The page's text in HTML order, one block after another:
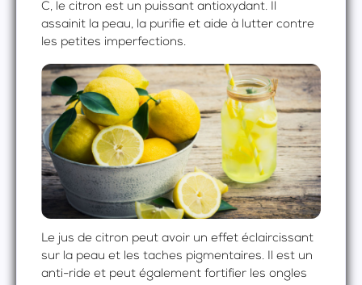
C, le citron est un puissant antioxydant. Il
assainit la peau, la purifie et aide à lutter contre
les petites imperfections.
Le jus de citron peut avoir un effet éclaircissant
sur la peau et les taches pigmentaires. Il est un
anti-ride et peut également fortifier les ongles